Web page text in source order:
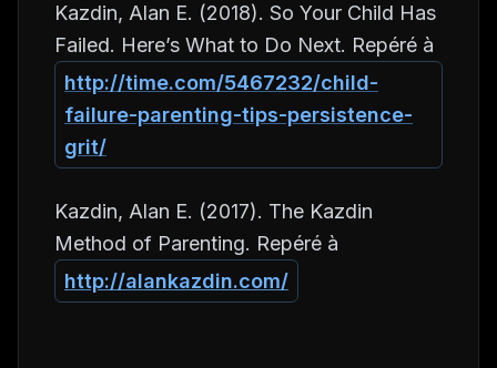
Kazdin, Alan E. (2018). So Your Child Has
Failed. Here’s What to Do Next. Repéré à
http://time.com/5467232/child-
failure-parenting-tips-persistence-
grit/
Kazdin, Alan E. (2017). The Kazdin
Method of Parenting. Repéré à
http://alankazdin.com/